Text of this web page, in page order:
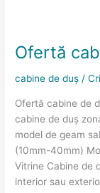
Ofertă
cabine de duș /
Ofertă cabine de
cabine de duș
model de geam
(10mm-40mm)
Vitrine Cabine de
interior sau
de
zona
Dristor